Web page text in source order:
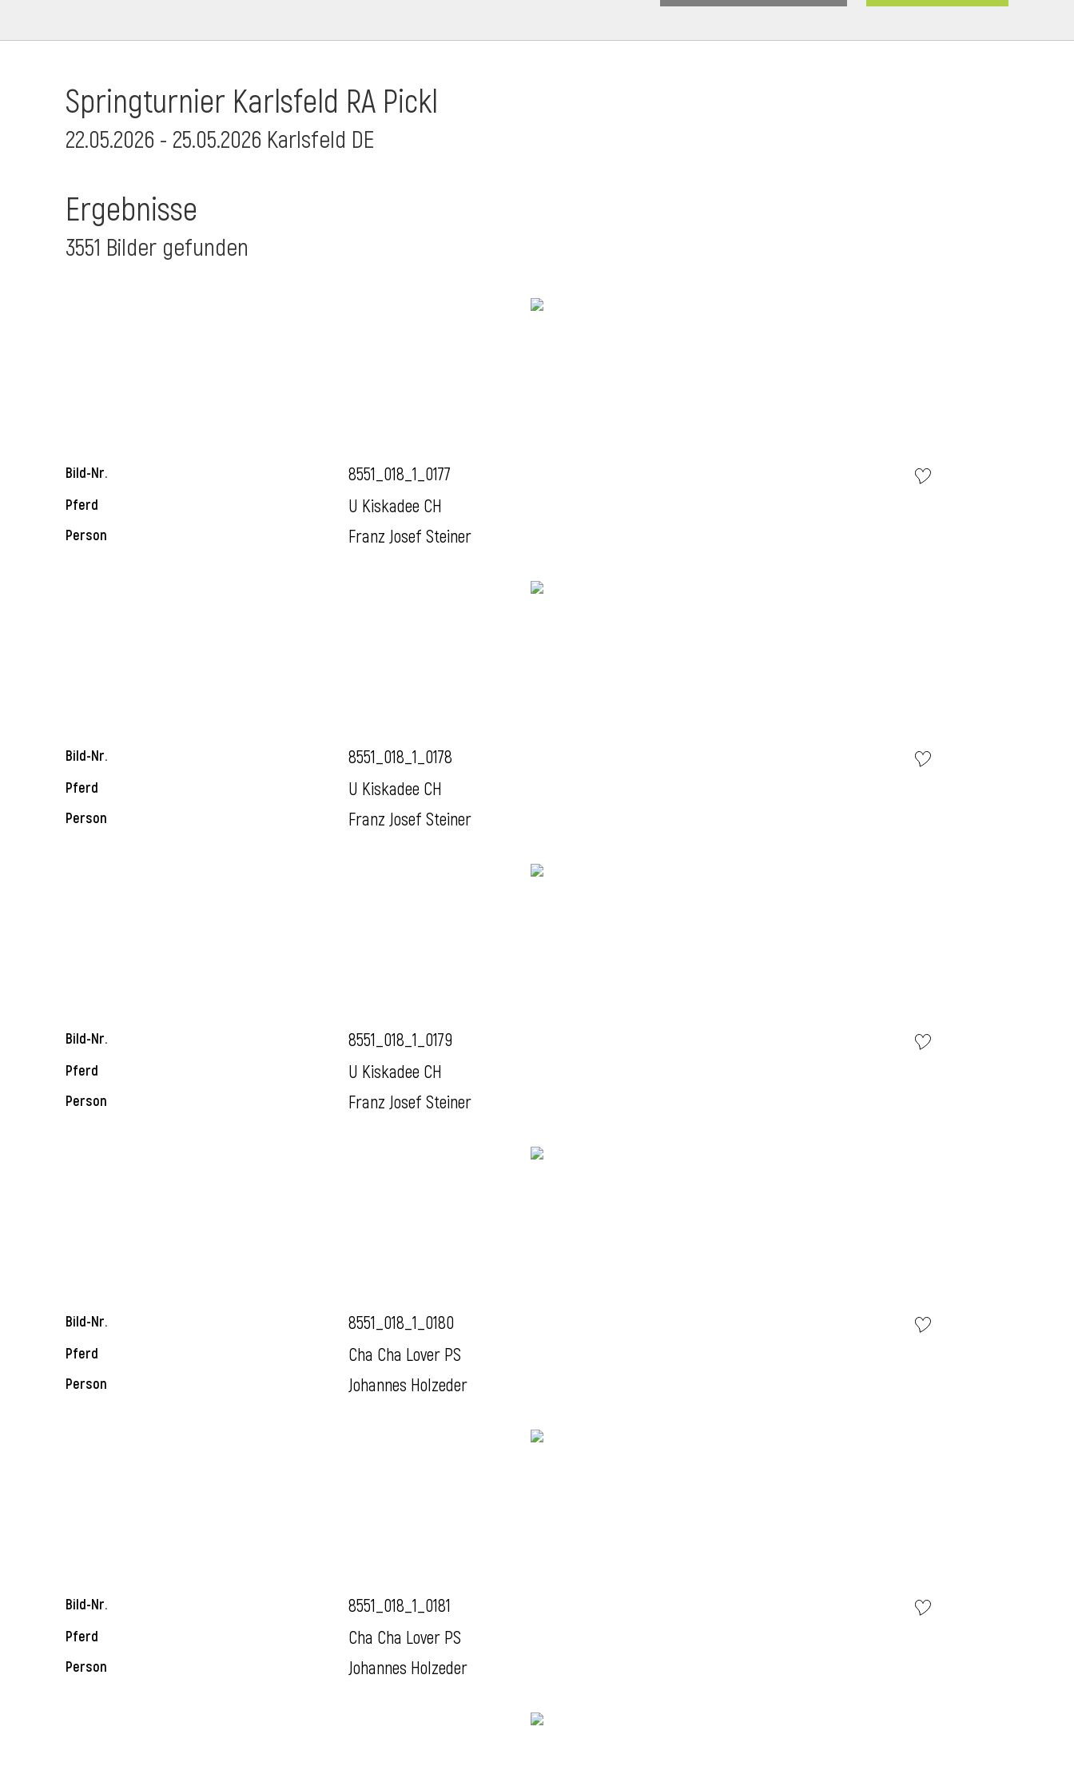
Springturnier Karlsfeld RA Pickl
22.05.2026 - 25.05.2026 Karlsfeld DE
Ergebnisse
3551 Bilder gefunden
Bild-Nr. 8551_018_1_0177
Pferd U Kiskadee CH
Person Franz Josef Steiner
Bild-Nr. 8551_018_1_0178
Pferd U Kiskadee CH
Person Franz Josef Steiner
Bild-Nr. 8551_018_1_0179
Pferd U Kiskadee CH
Person Franz Josef Steiner
Bild-Nr. 8551_018_1_0180
Pferd Cha Cha Lover PS
Person Johannes Holzeder
Bild-Nr. 8551_018_1_0181
Pferd Cha Cha Lover PS
Person Johannes Holzeder